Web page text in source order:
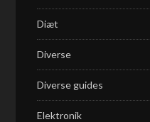
Diæt
Diverse
Diverse guides
Elektronik